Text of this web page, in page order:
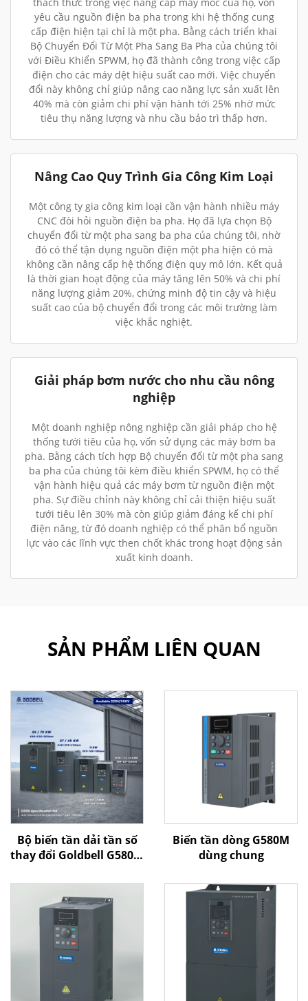
yêu cầu nguồn điện ba pha trong khi hệ thống cung
cấp điện hiện tại chỉ là một pha. Bằng cách triển khai
Bộ Chuyển Đổi Từ Một Pha Sang Ba Pha của chúng tôi
với Điều Khiển SPWM, họ đã thành công trong việc cấp
điện cho các máy dệt hiệu suất cao mới. Việc chuyển
đổi này không chỉ giúp nâng cao năng lực sản xuất lên
40% mà còn giảm chi phí vận hành tới 25% nhờ mức
tiêu thụ năng lượng và nhu cầu bảo trì thấp hơn.
Nâng Cao Quy Trình Gia Công Kim Loại
Một công ty gia công kim loại cần vận hành nhiều máy
CNC đòi hỏi nguồn điện ba pha. Họ đã lựa chọn Bộ
chuyển đổi từ một pha sang ba pha của chúng tôi, nhờ
đó có thể tận dụng nguồn điện một pha hiện có mà
không cần nâng cấp hệ thống điện quy mô lớn. Kết quả
là thời gian hoạt động của máy tăng lên 50% và chi phí
năng lượng giảm 20%, chứng minh độ tin cậy và hiệu
suất cao của bộ chuyển đổi trong các môi trường làm
việc khắc nghiệt.
Giải pháp bơm nước cho nhu cầu nông
nghiệp
Một doanh nghiệp nông nghiệp cần giải pháp cho hệ
thống tưới tiêu của họ, vốn sử dụng các máy bơm ba
pha. Bằng cách tích hợp Bộ chuyển đổi từ một pha sang
ba pha của chúng tôi kèm điều khiển SPWM, họ có thể
vận hành hiệu quả các máy bơm từ nguồn điện một
pha. Sự điều chỉnh này không chỉ cải thiện hiệu suất
tưới tiêu lên 30% mà còn giúp giảm đáng kể chi phí
điện năng, từ đó doanh nghiệp có thể phân bổ nguồn
lực vào các lĩnh vực then chốt khác trong hoạt động sản
xuất kinh doanh.
SẢN PHẨM LIÊN QUAN
Bộ biến tần dải tần số
thay đổi Goldbell G580M
khiển V/F và điều khiển
vector | Bộ biến tần
được chứng nhận CE
Biến tần dòng G580M
dùng chung